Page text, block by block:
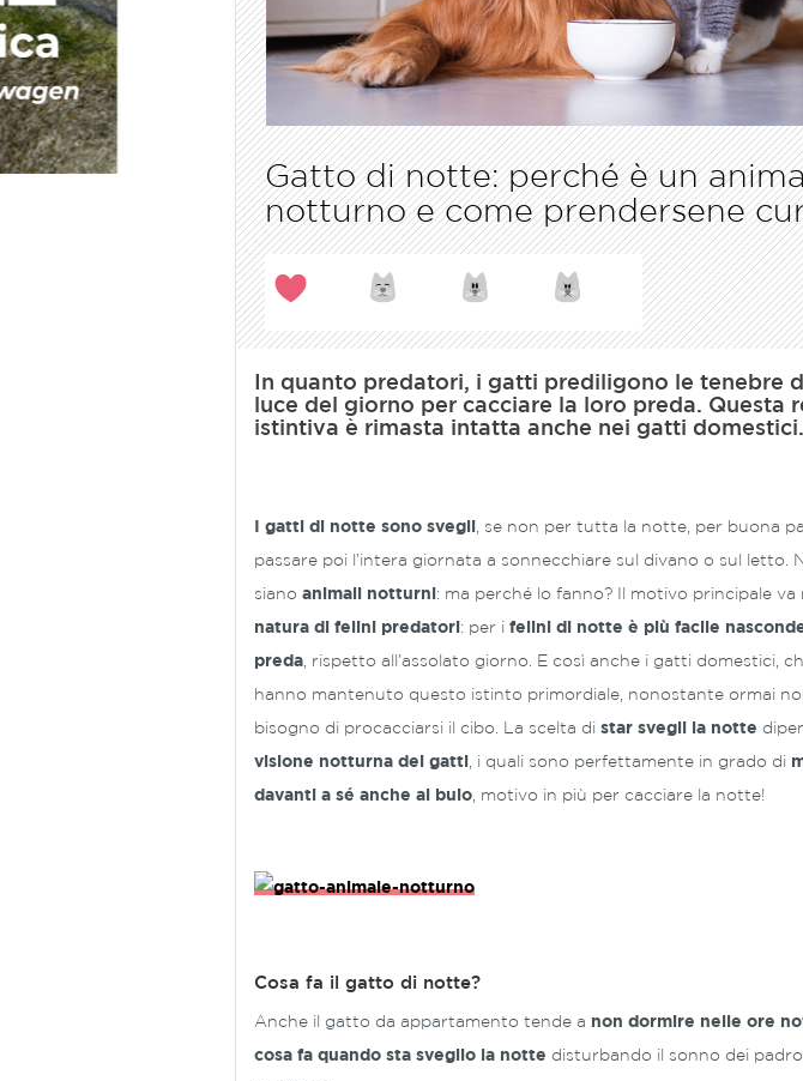
Gatto di notte: perché è un
notturno e come prendersene
In quanto predatori, i gatti prediligono le tenebre
luce del giorno per cacciare la loro preda. Questa
istintiva è rimasta intatta anche nei gatti domestici.
I gatti di notte sono svegli , se non per tutta la notte, per buona
passare poi l’intera giornata a sonnecchiare sul divano o sul letto.
siano animali notturni : ma perché lo fanno? Il motivo principale va
natura di felini predatori : per i felini di notte è più facile
preda , rispetto all’assolato giorno. E così anche i gatti domestici,
hanno mantenuto questo istinto primordiale, nonostante ormai
bisogno di procacciarsi il cibo. La scelta di star svegli la notte
visione notturna dei gatti , i quali sono perfettamente in grado di
davanti a sé anche al buio , motivo in più per cacciare la notte!
Cosa fa il gatto di notte?
Anche il gatto da appartamento tende a non dormire nelle ore
cosa fa quando sta sveglio la notte disturbando il sonno dei